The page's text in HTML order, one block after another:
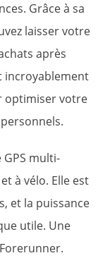
Grâce à sa
laisser votre
après
incroyablement
optimiser votre
multi-
à vélo. Elle est
et la puissance
utile. Une